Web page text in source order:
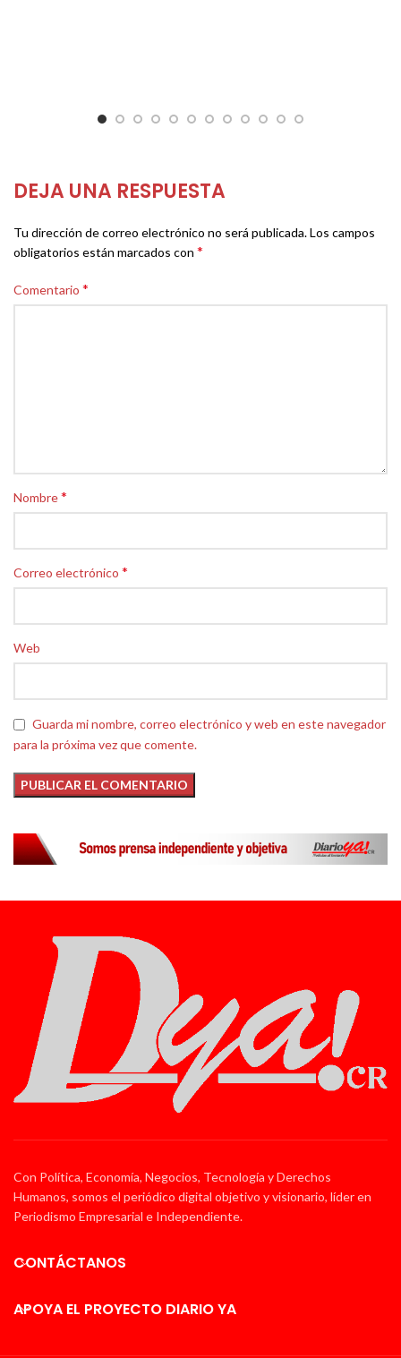
DEJA UNA RESPUESTA
Tu dirección de correo electrónico no será publicada.Los campos
obligatorios están marcados con *
Comentario *
Nombre*
Correo electrónico *
Web
Guarda mi nombre, correo electrónico y web en este navegador
para la próxima vez que comente.
Con Política, Economía, Negocios, Tecnología y Derechos
Humanos, somos el periódico digital objetivo y visionario, líder en
Periodismo Empresarial e Independiente.
CONTÁCTANOS
APOYA EL PROYECTO DIARIO YA